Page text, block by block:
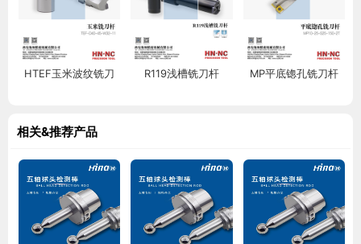
HTEF玉米波纹铣刀 R119浅槽铣刀杆 MP平底锪孔铣刀杆
相关&推荐产品